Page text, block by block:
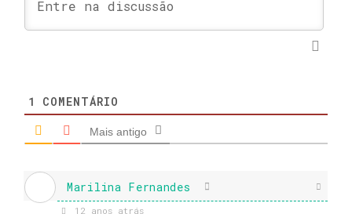
1 COMENTÁRIO
Mais antigo
Marilina Fernandes
12 anos atrás